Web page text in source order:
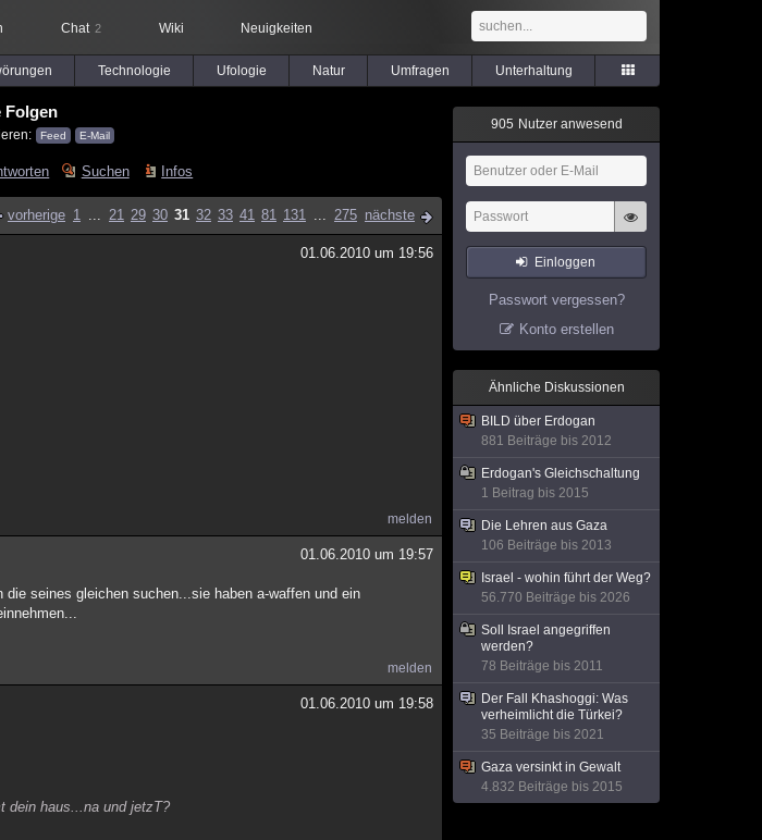
Chat 2 Wiki Neuigkeiten
Technologie Ufologie Natur Umfragen Unterhaltung
Folgen
Feed E-Mail
Suchen Infos
vorherige 1 ... 21 29 30 31 32 33 41 81 131 ... 275 nächste
01.06.2010 um 19:56
melden
01.06.2010 um 19:57
seines gleichen suchen...sie haben a-waffen und ein
melden
01.06.2010 um 19:58
dein haus...na und jetzT?
905 Nutzer anwesend
Einloggen
Passwort vergessen?
Konto erstellen
Ähnliche Diskussionen
BILD über Erdogan
881 Beiträge bis 2012
Erdogan's Gleichschaltung
1 Beitrag bis 2015
Die Lehren aus Gaza
106 Beiträge bis 2013
Israel - wohin führt der Weg?
56.770 Beiträge bis 2026
Soll Israel angegriffen
werden?
78 Beiträge bis 2011
Der Fall Khashoggi: Was
verheimlicht die Türkei?
35 Beiträge bis 2021
Gaza versinkt in Gewalt
4.832 Beiträge bis 2015